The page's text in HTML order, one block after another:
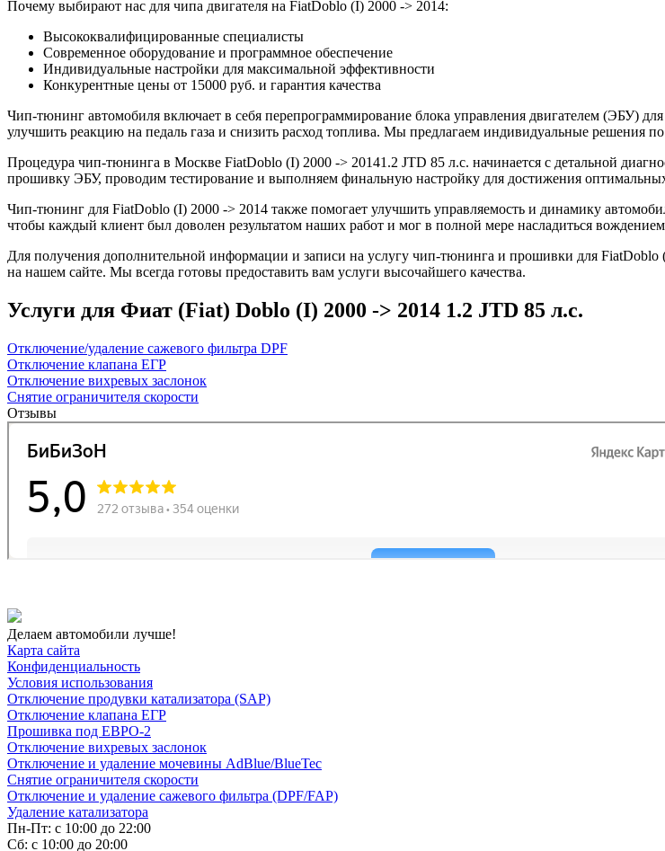
Почему выбирают нас для чипа двигателя на FiatDoblo (I) 2000 -> 2014:
Высококвалифицированные специалисты
Современное оборудование и программное обеспечение
Индивидуальные настройки для максимальной эффективности
Конкурентные цены от 15000 руб. и гарантия качества
Чип-тюнинг автомобиля включает в себя перепрограммирование блока управления двигателем (ЭБУ)
улучшить реакцию на педаль газа и снизить расход топлива. Мы предлагаем индивидуальные
Процедура чип-тюнинга в Москве FiatDoblo (I) 2000 -> 20141.2 JTD 85 л.с. начинается с детальной
прошивку ЭБУ, проводим тестирование и выполняем финальную настройку для достижения оптимальных
Чип-тюнинг для FiatDoblo (I) 2000 -> 2014 также помогает улучшить управляемость и динамику
чтобы каждый клиент был доволен результатом наших работ и мог в полной мере насладиться
Для получения дополнительной информации и записи на услугу чип-тюнинга и прошивки для
на нашем сайте. Мы всегда готовы предоставить вам услуги высочайшего качества.
Услуги для Фиат (Fiat) Doblo (I) 2000 -> 2014 1.2 JTD 85 л.с.
Отключение/удаление сажевого фильтра DPF
Отключение клапана ЕГР
Отключение вихревых заслонок
Снятие ограничителя скорости
Отзывы
Делаем автомобили лучше!
Карта сайта
Конфиденциальность
Условия использования
Отключение продувки катализатора (SAP)
Отключение клапана ЕГР
Прошивка под ЕВРО-2
Отключение вихревых заслонок
Отключение и удаление мочевины AdBlue/BlueTec
Снятие ограничителя скорости
Отключение и удаление сажевого фильтра (DPF/FAP)
Удаление катализатора
Пн-Пт: с 10:00 до 22:00
Сб: с 10:00 до 20:00